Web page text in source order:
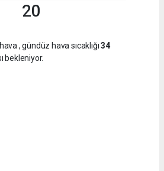
20
, gündüz hava sıcaklığı34
bekleniyor.